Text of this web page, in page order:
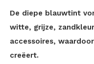
De diepe blauwtint
witte, grijze,
accessoires,
creëert.